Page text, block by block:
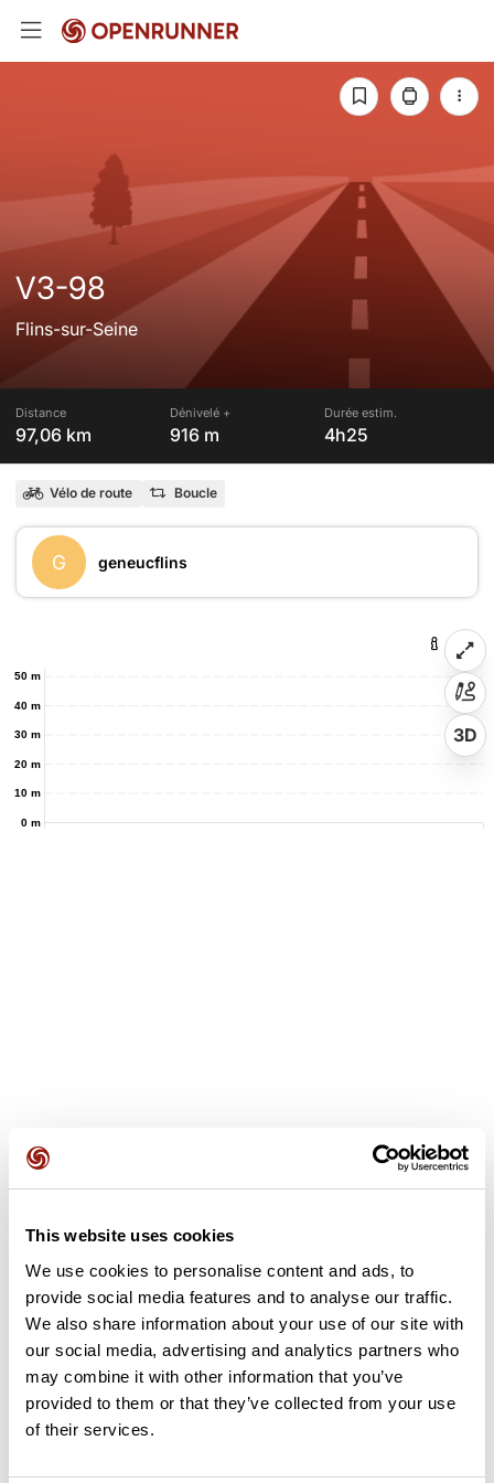
This website uses cookies
We use cookies to personalise content and ads, to
provide social media features and to analyse our traffic.
We also share information about your use of our site with
our social media, advertising and analytics partners who
may combine it with other information that you’ve
provided to them or that they’ve collected from your use
of their services.
V3-98
Flins-sur-Seine
Distance
97,06 km
Dénivelé +
916 m
Durée estim.
4h25
Vélo de route Boucle
G geneucflins
0 m
10 m
20 m
30 m
40 m
50 m
3D
Ajouter un avis
Découvrez ce parcours de vélo de 97,1 km à proximité de Flins-